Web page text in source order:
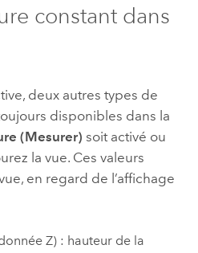
constant dans
deux autres types de
disponibles dans la
(Mesurer) soit activé ou
la vue. Ces valeurs
en regard de l’affichage
Z) : hauteur de la